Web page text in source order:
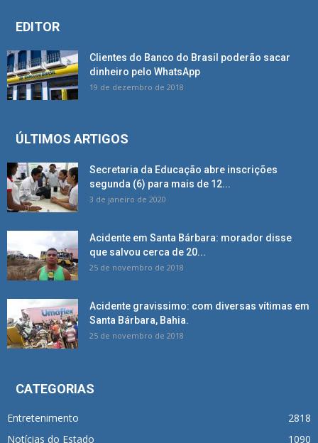
EDITOR
Clientes do Banco do Brasil poderão sacar
dinheiro pelo WhatsApp
19 de dezembro de 2018
ÚLTIMOS ARTIGOS
Secretaria da Educação abre inscrições
segunda (6) para mais de 12...
3 de janeiro de 2020
Acidente em Santa Bárbara: morador disse
que salvou cerca de 20...
25 de novembro de 2018
Acidente gravissimo: com diversas vítimas em
Santa Bárbara, Bahia.
25 de novembro de 2018
CATEGORIAS
Entretenimento
2818
Notícias do Estado
1090